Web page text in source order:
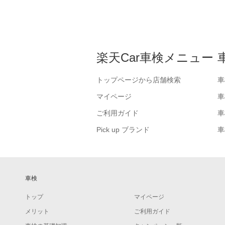
楽天Car車検メニュー
トップページから店舗検索
マイページ
ご利用ガイド
Pick up ブランド
車検
トップ マイページ
メリット ご利用ガイド